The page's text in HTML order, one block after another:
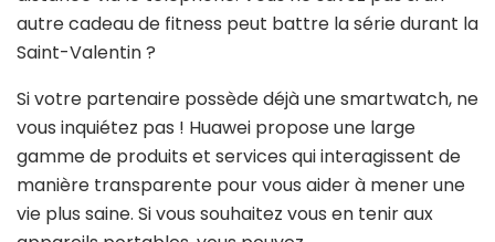
autre cadeau de fitness peut battre la série durant la
Saint-Valentin ?
Si votre partenaire possède déjà une smartwatch, ne
vous inquiétez pas ! Huawei propose une large
gamme de produits et services qui interagissent de
manière transparente pour vous aider à mener une
vie plus saine. Si vous souhaitez vous en tenir aux